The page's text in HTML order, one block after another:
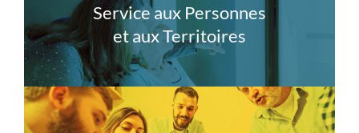
Service aux Personnes
et aux Territoires